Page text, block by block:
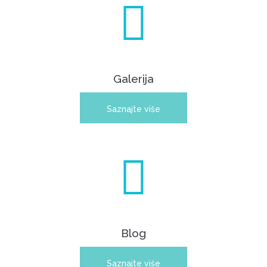
Galerija
Saznajte više
Blog
Saznajte više